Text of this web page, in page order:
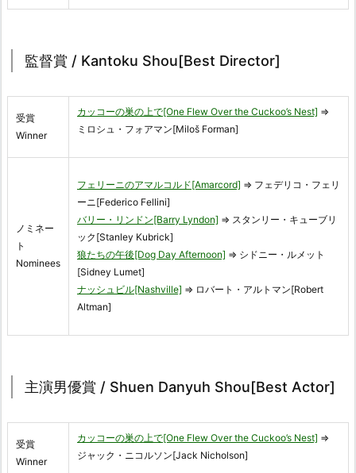
監督賞 / Kantoku Shou[Best Director]
受賞
Winner
カッコーの巣の上で[One Flew Over the Cuckoo’s Nest] ⇒
ミロシュ・フォアマン[Miloš Forman]
ノミネー
ト
Nominees
フェリーニのアマルコルド[Amarcord] ⇒ フェデリコ・フェリ
ーニ[Federico Fellini]
バリー・リンドン[Barry Lyndon] ⇒ スタンリー・キューブリ
ック[Stanley Kubrick]
狼たちの午後[Dog Day Afternoon] ⇒ シドニー・ルメット
[Sidney Lumet]
ナッシュビル[Nashville] ⇒ ロバート・アルトマン[Robert
Altman]
主演男優賞 / Shuen Danyuh Shou[Best Actor]
受賞
Winner
カッコーの巣の上で[One Flew Over the Cuckoo’s Nest] ⇒
ジャック・ニコルソン[Jack Nicholson]